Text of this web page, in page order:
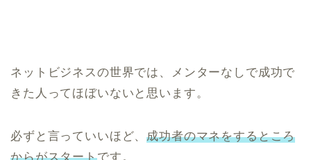
ネットビジネスの世界では、メンターなしで成功で
きた人ってほぼいないと思います。
必ずと言っていいほど、成功者のマネをするところ
からがスタートです。